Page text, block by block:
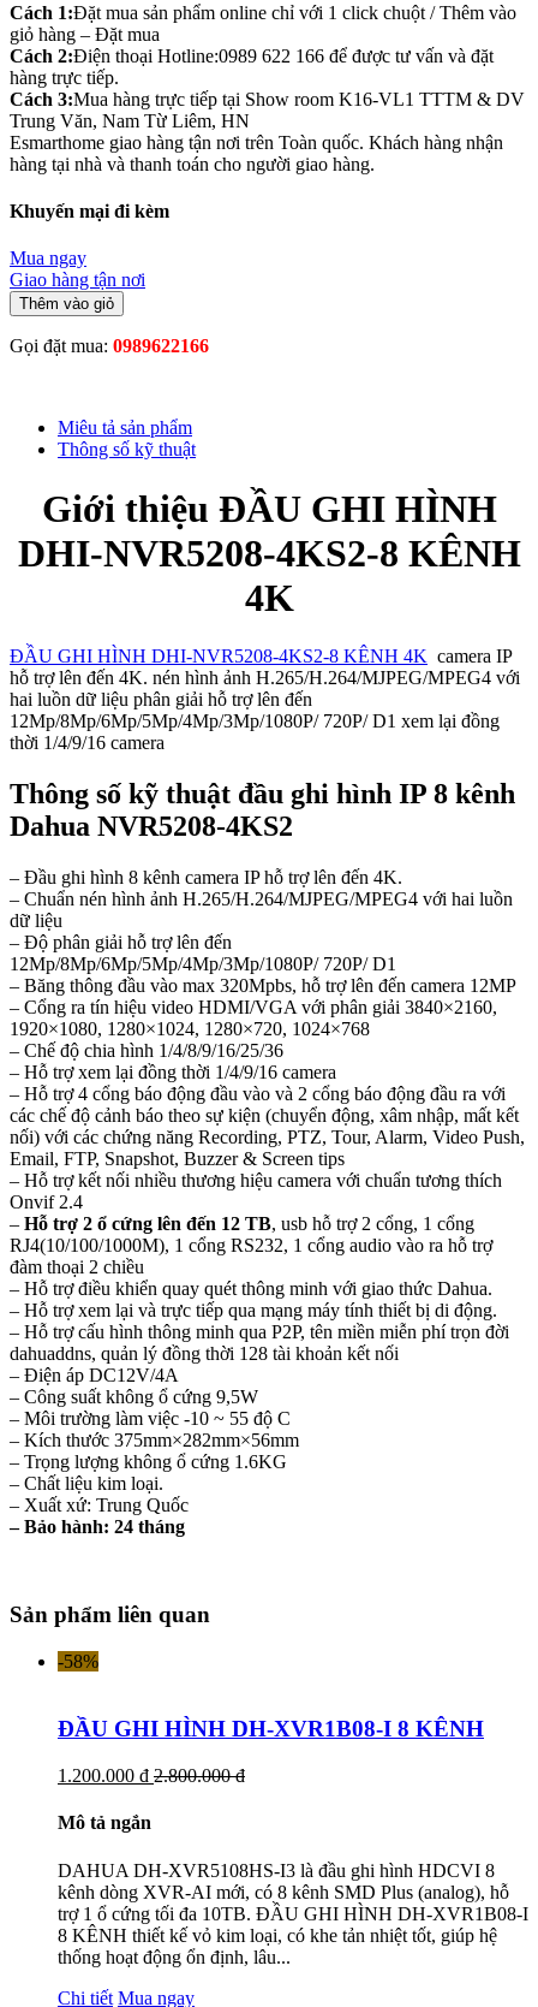
Cách 1:Đặt mua sản phẩm online chỉ với 1 click chuột / Thêm vào
giỏ hàng – Đặt mua
Cách 2:Điện thoại Hotline:0989 622 166 để được tư vấn và đặt
hàng trực tiếp.
Cách 3:Mua hàng trực tiếp tại Show room K16-VL1 TTTM & DV
Trung Văn, Nam Từ Liêm, HN
Esmarthome giao hàng tận nơi trên Toàn quốc. Khách hàng nhận
hàng tại nhà và thanh toán cho người giao hàng.
Khuyến mại đi kèm
Mua ngay
Giao hàng tận nơi
Thêm vào giỏ
Gọi đặt mua: 0989622166
Miêu tả sản phẩm
Thông số kỹ thuật
Giới thiệu ĐẦU GHI HÌNH
DHI-NVR5208-4KS2-8 KÊNH
4K
ĐẦU GHI HÌNH DHI-NVR5208-4KS2-8 KÊNH 4K camera IP
hỗ trợ lên đến 4K. nén hình ảnh H.265/H.264/MJPEG/MPEG4 với
hai luồn dữ liệu phân giải hỗ trợ lên đến
12Mp/8Mp/6Mp/5Mp/4Mp/3Mp/1080P/ 720P/ D1 xem lại đồng
thời 1/4/9/16 camera
Thông số kỹ thuật đầu ghi hình IP 8 kênh
Dahua NVR5208-4KS2
– Đầu ghi hình 8 kênh camera IP hỗ trợ lên đến 4K.
– Chuẩn nén hình ảnh H.265/H.264/MJPEG/MPEG4 với hai luồn
dữ liệu
– Độ phân giải hỗ trợ lên đến
12Mp/8Mp/6Mp/5Mp/4Mp/3Mp/1080P/ 720P/ D1
– Băng thông đầu vào max 320Mpbs, hỗ trợ lên đến camera 12MP
– Cổng ra tín hiệu video HDMI/VGA với phân giải 3840×2160,
1920×1080, 1280×1024, 1280×720, 1024×768
– Chế độ chia hình 1/4/8/9/16/25/36
– Hỗ trợ xem lại đồng thời 1/4/9/16 camera
– Hỗ trợ 4 cổng báo động đầu vào và 2 cổng báo động đầu ra với
các chế độ cảnh báo theo sự kiện (chuyển động, xâm nhập, mất kết
nối) với các chứng năng Recording, PTZ, Tour, Alarm, Video Push,
Email, FTP, Snapshot, Buzzer & Screen tips
– Hỗ trợ kết nối nhiều thương hiệu camera với chuẩn tương thích
Onvif 2.4
– Hỗ trợ 2 ổ cứng lên đến 12 TB, usb hỗ trợ 2 cổng, 1 cổng
RJ4(10/100/1000M), 1 cổng RS232, 1 cổng audio vào ra hỗ trợ
đàm thoại 2 chiều
– Hỗ trợ điều khiển quay quét thông minh với giao thức Dahua.
– Hỗ trợ xem lại và trực tiếp qua mạng máy tính thiết bị di động.
– Hỗ trợ cấu hình thông minh qua P2P, tên miền miễn phí trọn đời
dahuaddns, quản lý đồng thời 128 tài khoản kết nối
– Điện áp DC12V/4A
– Công suất không ổ cứng 9,5W
– Môi trường làm việc -10 ~ 55 độ C
– Kích thước 375mm×282mm×56mm
– Trọng lượng không ổ cứng 1.6KG
– Chất liệu kim loại.
– Xuất xứ: Trung Quốc
– Bảo hành: 24 tháng
Sản phẩm liên quan
-58%
ĐẦU GHI HÌNH DH-XVR1B08-I 8 KÊNH
1.200.000 đ 2.800.000 đ
Mô tả ngắn
DAHUA DH-XVR5108HS-I3 là đầu ghi hình HDCVI 8
kênh dòng XVR-AI mới, có 8 kênh SMD Plus (analog), hỗ
trợ 1 ổ cứng tối đa 10TB. ĐẦU GHI HÌNH DH-XVR1B08-I
8 KÊNH thiết kế vỏ kim loại, có khe tản nhiệt tốt, giúp hệ
thống hoạt động ổn định, lâu...
Chi tiết Mua ngay